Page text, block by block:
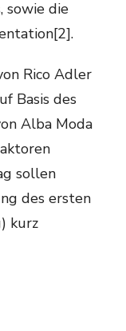
sowie die
Rico Adler
Basis des
Alba Moda
sollen
des ersten
kurz